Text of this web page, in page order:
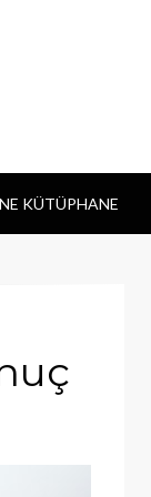
KÜTÜPHANE